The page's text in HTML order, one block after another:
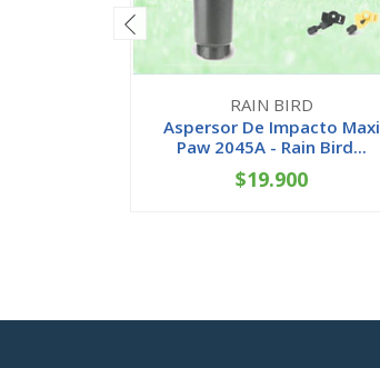
RAIN BIRD
Aspersor De Impacto Maxi
Paw 2045A - Rain Bird...
+
$19.900